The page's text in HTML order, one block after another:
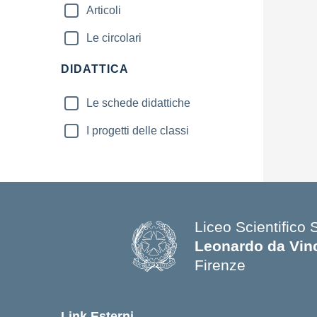
Articoli
Le circolari
DIDATTICA
Le schede didattiche
I progetti delle classi
Liceo Scientifico
Leonardo da
Firenze